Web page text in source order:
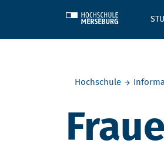
Hochschule